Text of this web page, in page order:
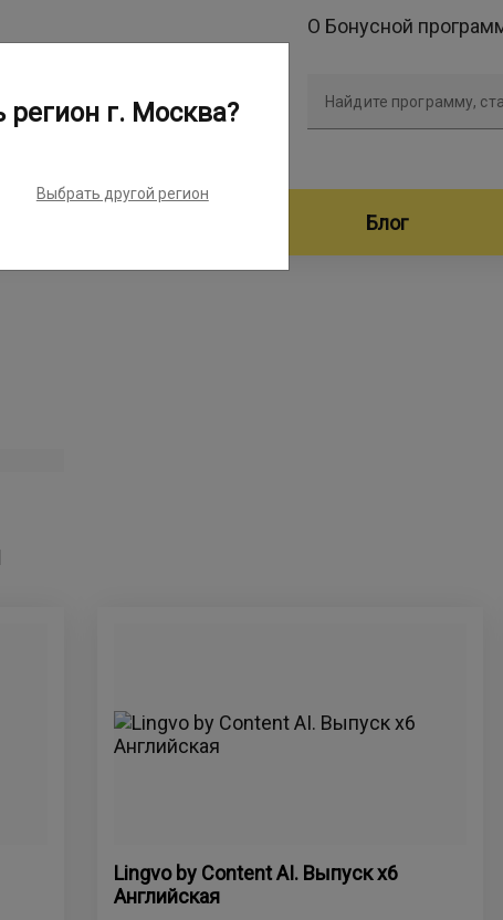
О Бонусной
Найдите программу,
программ Блог
Lingvo by Content AI. Выпуск x6
Английская
регион г. Москва?
Выбрать другой регион